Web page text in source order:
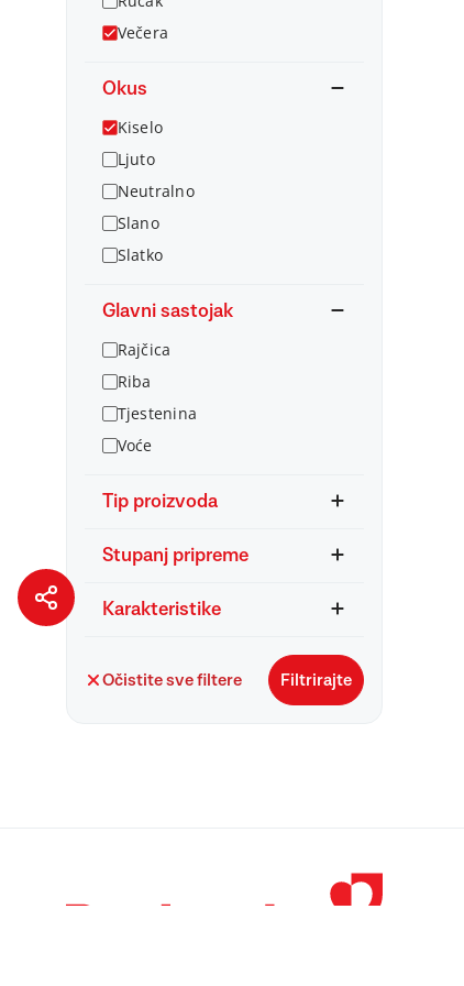
Večera
Okus
Kiselo
Ljuto
Neutralno
Slano
Slatko
Glavni sastojak
Rajčica
Riba
Tjestenina
Voće
Tip proizvoda
Stupanj pripreme
Karakteristike
Očistite sve filtere Filtrirajte